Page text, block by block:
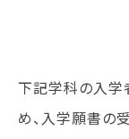
学校案内
学校法人 育成学園
下記学科の入学
め、入学願書の